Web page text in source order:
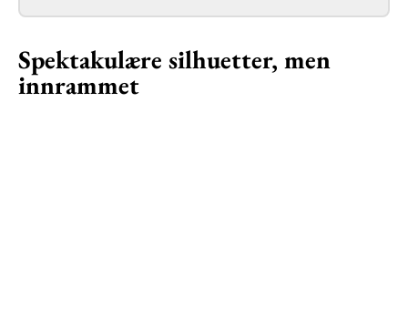
Spektakulære silhuetter, men
innrammet